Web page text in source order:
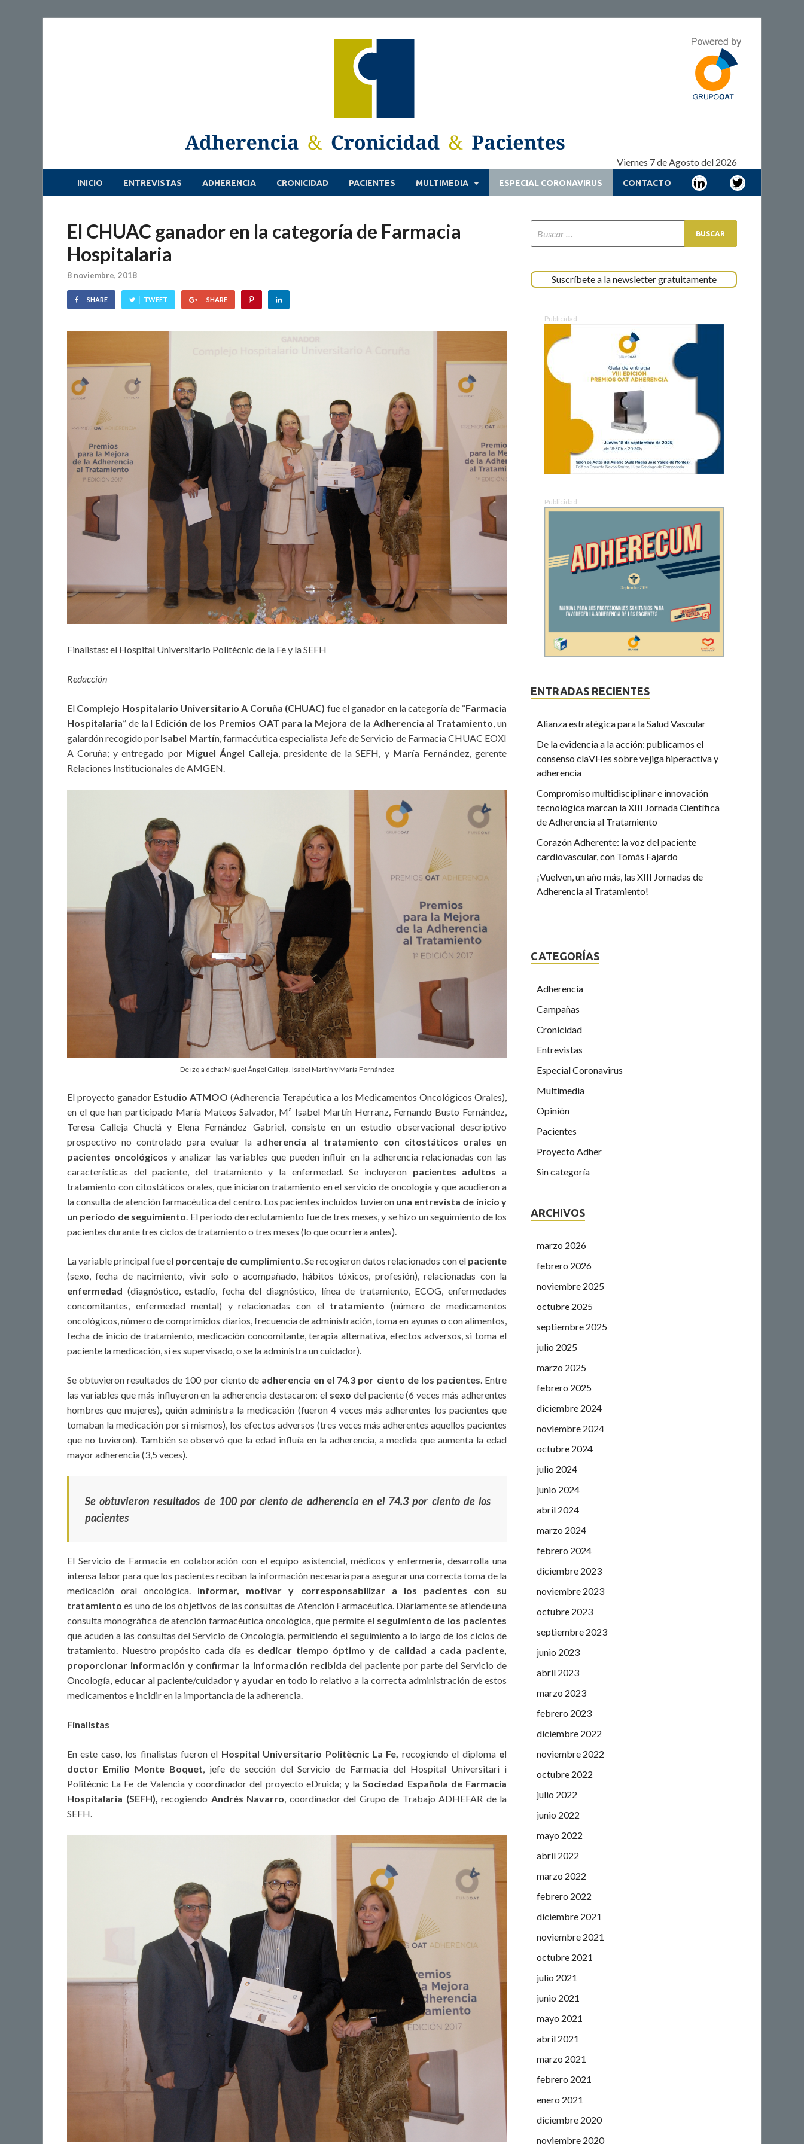
Adherencia –
Cronicidad –
Adherencia – Cronicidad – Pacientes
Viernes 7 de Agosto del 2026
INICIO ENTREVISTAS ADHERENCIA CRONICIDAD PACIENTES MULTIMEDIA ESPECIAL CORONAVIRUS CONTACTO
El CHUAC ganador en la categoría de Farmacia
Hospitalaria
8 noviembre, 2018
SHARE TWEET SHARE
Finalistas: el Hospital Universitario Politécnic de la Fe y la SEFH
Redacción
El Complejo Hospitalario Universitario A Coruña (CHUAC) fue el ganador en la categoría de “Farmacia
Hospitalaria” de la I Edición de los Premios OAT para la Mejora de la Adherencia al Tratamiento, un
galardón recogido por Isabel Martín, farmacéutica especialista Jefe de Servicio de Farmacia CHUAC EOXI
A Coruña; y entregado por Miguel Ángel Calleja, presidente de la SEFH, y María Fernández, gerente
Relaciones Institucionales de AMGEN.
De izq a dcha: Miguel Ángel Calleja, Isabel Martín y María Fernández
El proyecto ganador Estudio ATMOO (Adherencia Terapéutica a los Medicamentos Oncológicos Orales),
en el que han participado María Mateos Salvador, Mª Isabel Martín Herranz, Fernando Busto Fernández,
Teresa Calleja Chuclá y Elena Fernández Gabriel, consiste en un estudio observacional descriptivo
prospectivo no controlado para evaluar la adherencia al tratamiento con citostáticos orales en
pacientes oncológicos y analizar las variables que pueden influir en la adherencia relacionadas con las
características del paciente, del tratamiento y la enfermedad. Se incluyeron pacientes adultos a
tratamiento con citostáticos orales, que iniciaron tratamiento en el servicio de oncología y que acudieron a
la consulta de atención farmacéutica del centro. Los pacientes incluidos tuvieron una entrevista de inicio y
un periodo de seguimiento. El periodo de reclutamiento fue de tres meses, y se hizo un seguimiento de los
pacientes durante tres ciclos de tratamiento o tres meses (lo que ocurriera antes).
La variable principal fue el porcentaje de cumplimiento. Se recogieron datos relacionados con el paciente
(sexo, fecha de nacimiento, vivir solo o acompañado, hábitos tóxicos, profesión), relacionadas con la
enfermedad (diagnóstico, estadío, fecha del diagnóstico, línea de tratamiento, ECOG, enfermedades
concomitantes, enfermedad mental) y relacionadas con el tratamiento (número de medicamentos
oncológicos, número de comprimidos diarios, frecuencia de administración, toma en ayunas o con alimentos,
fecha de inicio de tratamiento, medicación concomitante, terapia alternativa, efectos adversos, si toma el
paciente la medicación, si es supervisado, o se la administra un cuidador).
Se obtuvieron resultados de 100 por ciento de adherencia en el 74.3 por ciento de los pacientes. Entre
las variables que más influyeron en la adherencia destacaron: el sexo del paciente (6 veces más adherentes
hombres que mujeres), quién administra la medicación (fueron 4 veces más adherentes los pacientes que
tomaban la medicación por si mismos), los efectos adversos (tres veces más adherentes aquellos pacientes
que no tuvieron). También se observó que la edad influía en la adherencia, a medida que aumenta la edad
mayor adherencia (3,5 veces).
Se obtuvieron resultados de 100 por ciento de adherencia en el 74.3 por ciento de los
pacientes
El Servicio de Farmacia en colaboración con el equipo asistencial, médicos y enfermería, desarrolla una
intensa labor para que los pacientes reciban la información necesaria para asegurar una correcta toma de la
medicación oral oncológica. Informar, motivar y corresponsabilizar a los pacientes con su
tratamiento es uno de los objetivos de las consultas de Atención Farmacéutica. Diariamente se atiende una
consulta monográfica de atención farmacéutica oncológica, que permite el seguimiento de los pacientes
que acuden a las consultas del Servicio de Oncología, permitiendo el seguimiento a lo largo de los ciclos de
tratamiento. Nuestro propósito cada día es dedicar tiempo óptimo y de calidad a cada paciente,
proporcionar información y confirmar la información recibida del paciente por parte del Servicio de
Oncología, educar al paciente/cuidador y ayudar en todo lo relativo a la correcta administración de estos
medicamentos e incidir en la importancia de la adherencia.
Finalistas
En este caso, los finalistas fueron el Hospital Universitario Politècnic La Fe, recogiendo el diplomael
doctor Emilio Monte Boquet, jefe de sección del Servicio de Farmacia del Hospital Universitari i
Politècnic La Fe de Valencia y coordinador del proyecto eDruida; y laSociedad Española de Farmacia
Hospitalaria (SEFH), recogiendo Andrés Navarro, coordinador del Grupo de Trabajo ADHEFAR de la
SEFH.
Suscríbete a la newsletter gratuitamente
Publicidad
Publicidad
ENTRADAS RECIENTES
Alianza estratégica para la Salud Vascular
De la evidencia a la acción: publicamos el
consenso claVHes sobre vejiga hiperactiva y
adherencia
Compromiso multidisciplinar e innovación
tecnológica marcan la XIII Jornada Científica
de Adherencia al Tratamiento
Corazón Adherente: la voz del paciente
cardiovascular, con Tomás Fajardo
¡Vuelven, un año más, las XIII Jornadas de
Adherencia al Tratamiento!
CATEGORÍAS
Adherencia
Campañas
Cronicidad
Entrevistas
Especial Coronavirus
Multimedia
Opinión
Pacientes
Proyecto Adher
Sin categoría
ARCHIVOS
marzo 2026
febrero 2026
noviembre 2025
octubre 2025
septiembre 2025
julio 2025
marzo 2025
febrero 2025
diciembre 2024
noviembre 2024
octubre 2024
julio 2024
junio 2024
abril 2024
marzo 2024
febrero 2024
diciembre 2023
noviembre 2023
octubre 2023
septiembre 2023
junio 2023
abril 2023
marzo 2023
febrero 2023
diciembre 2022
noviembre 2022
octubre 2022
julio 2022
junio 2022
mayo 2022
abril 2022
marzo 2022
febrero 2022
diciembre 2021
noviembre 2021
octubre 2021
julio 2021
junio 2021
mayo 2021
abril 2021
marzo 2021
febrero 2021
enero 2021
diciembre 2020
noviembre 2020